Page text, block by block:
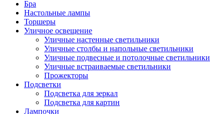
Бра
Настольные лампы
Торшеры
Уличное освещение
Уличные настенные светильники
Уличные столбы и напольные светильники
Уличные подвесные и потолочные светильники
Уличные встраиваемые светильники
Прожекторы
Подсветки
Подсветка для зеркал
Подсветка для картин
Лампочки